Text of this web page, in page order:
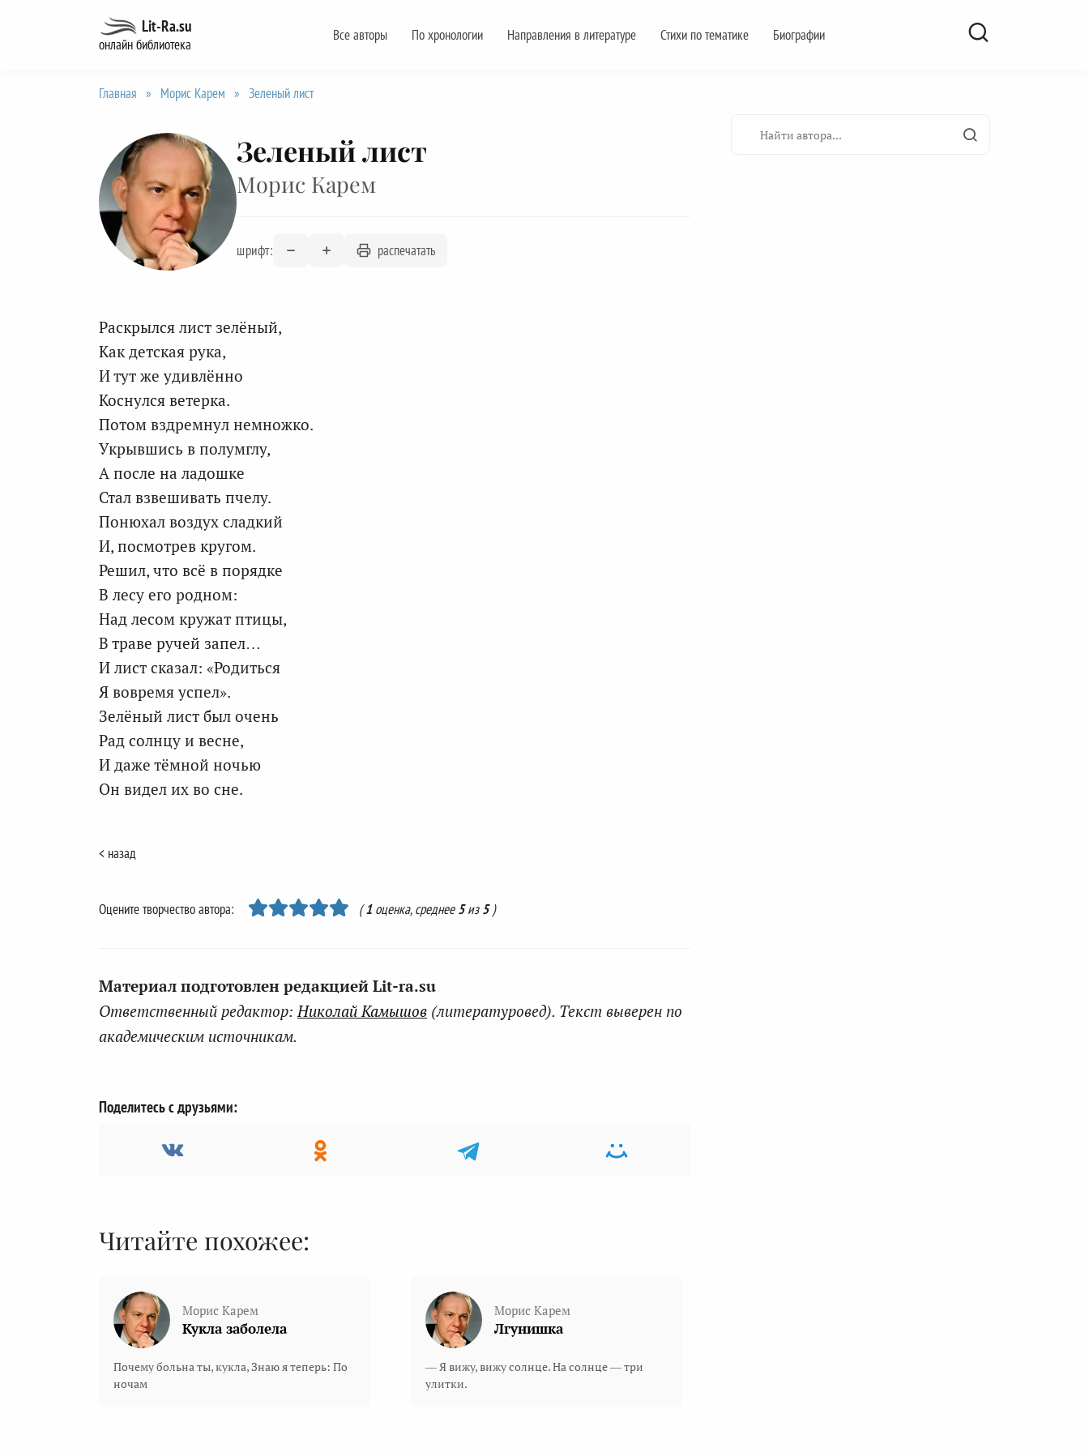
Lit-Ra.su
онлайн библиотека
Все авторы По хронологии Направления в литературе Стихи по тематике Биографии
Главная » Морис Карем » Зеленый лист
Зеленый лист
Морис Карем
шрифт: распечатать
Раскрылся лист зелёный,
Как детская рука,
И тут же удивлённо
Коснулся ветерка.
Потом вздремнул немножко.
Укрывшись в полумглу,
А после на ладошке
Стал взвешивать пчелу.
Понюхал воздух сладкий
И, посмотрев кругом.
Решил, что всё в порядке
В лесу его родном:
Над лесом кружат птицы,
В траве ручей запел…
И лист сказал: «Родиться
Я вовремя успел».
Зелёный лист был очень
Рад солнцу и весне,
И даже тёмной ночью
Он видел их во сне.
< назад
Оцените творчество автора: (1оценка, среднее5из5)
Материал подготовлен редакцией Lit-ra.su
Ответственный редактор:Николай Камышов (литературовед). Текст выверен по
академическим источникам.
Поделитесь с друзьями:
Читайте похожее:
Морис Карем
Кукла заболела
Почему больна ты, кукла, Знаю я теперь: По
ночам
Морис Карем
Лгунишка
— Я вижу, вижу солнце. На солнце — три
улитки.